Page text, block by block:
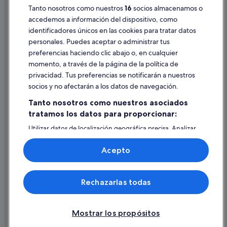
Pautas sobre el contenido y cómo denunciar contenido
Ayuda
Cancelar un vuelo
Cancelar una reserva de hotel o de un alquiler vacacional
Utilizar un cupón de Expedia
Documentos para viajes internacionales
© 2026 Expedia, Inc., una empresa de Expedia Group. Todos los
derechos reservados. Expedia y el logotipo de Expedia son marcas
comerciales o marcas comerciales registradas de Expedia, Inc.
Tanto nosotros como nuestros16 socios almacenamos o
accedemos a información del dispositivo, como
identificadores únicos en las cookies para tratar datos
personales. Puedes aceptar o administrar tus
preferencias haciendo clic abajo o, en cualquier
momento, a través de la página de la política de
privacidad. Tus preferencias se notificarán a nuestros
socios y no afectarán a los datos de navegación.
Tanto nosotros como nuestros asociados
tratamos los datos para proporcionar:
Utilizar datos de localización geográfica precisa. Analizar
activamente las características del dispositivo para su
identificación. Almacenar la información en un dispositivo
y/o acceder a ella. Publicidad y contenido personalizados,
medición de publicidad y contenido, investigación de
audiencia y desarrollo de servicios.
Lista de asociados (proveedores)
Mostrar los propósitos
Rechazarlas todas
Acepto